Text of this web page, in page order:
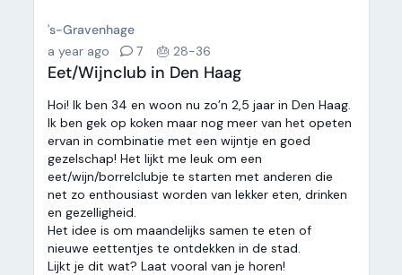
's-Gravenhage
a year ago
7 🎂 28-36
Eet/Wijnclub in Den Haag
Hoi! Ik ben 34 en woon nu zo’n 2,5 jaar in Den Haag.
Ik ben gek op koken maar nog meer van het opeten
ervan in combinatie met een wijntje en goed
gezelschap! Het lijkt me leuk om een
eet/wijn/borrelclubje te starten met anderen die
net zo enthousiast worden van lekker eten, drinken
en gezelligheid.
Het idee is om maandelijks samen te eten of
nieuwe eettentjes te ontdekken in de stad.
Lijkt je dit wat? Laat vooral van je horen!